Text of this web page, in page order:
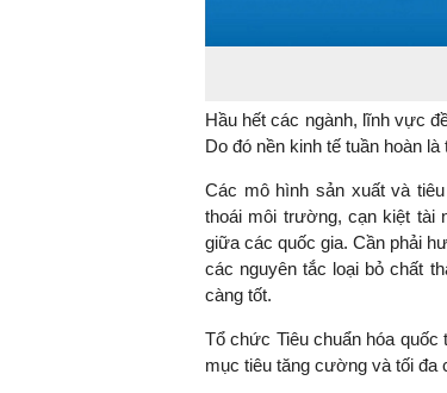
Hầu hết các ngành, lĩnh vực
Do đó nền kinh tế tuần hoàn
Các mô hình sản xuất và
thoái môi trường, cạn kiệt tài
giữa các quốc gia. Cần phải
các nguyên tắc loại bỏ chất
càng tốt.
Tổ chức Tiêu chuẩn hóa quốc
mục tiêu tăng cường và tối đa